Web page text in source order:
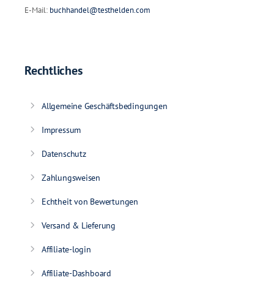
E-Mail: buchhandel@testhelden.com
Rechtliches
Allgemeine Geschäftsbedingungen
Impressum
Datenschutz
Zahlungsweisen
Echtheit von Bewertungen
Versand & Lieferung
Affiliate-login
Affiliate-Dashboard